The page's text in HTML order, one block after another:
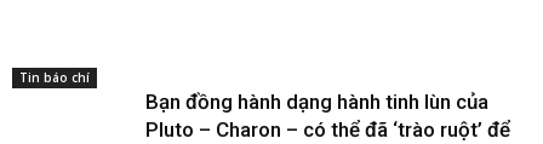
Tin báo chí
Bạn đồng hành dạng hành tinh lùn của
Pluto – Charon – có thể đã ‘trào ruột’ để